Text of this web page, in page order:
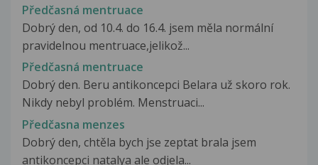
Předčasná mentruace
Dobrý den, od 10.4. do 16.4. jsem měla normální
pravidelnou mentruace,jelikož...
Předčasná mentruace
Dobrý den. Beru antikoncepci Belara už skoro rok.
Nikdy nebyl problém. Menstruaci...
Předčasna menzes
Dobrý den, chtěla bych jse zeptat brala jsem
antikoncepci natalya ale odjela...